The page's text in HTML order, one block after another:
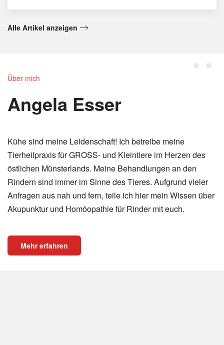
Alle Artikel anzeigen
Über mich
Angela Esser
Kühe sind meine Leidenschaft! Ich betreibe meine
Tierheilpraxis für GROSS- und Kleintiere im Herzen des
östlichen Münsterlands. Meine Behandlungen an den
Rindern sind immer im Sinne des Tieres. Aufgrund vieler
Anfragen aus nah und fern, teile ich hier mein Wissen über
Akupunktur und Homöopathie für Rinder mit euch.
Mehr erfahren